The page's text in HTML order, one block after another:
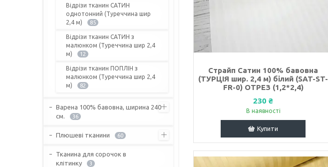
Страйп Сатин 100% бавовна
(ТУРЦІЯ шир. 2,4 м) білий (SAT-ST-
FR-0) ОТРЕЗ (1,2*2,4)
230 ₴
В наявності
Купити
Відрізи тканин САТИН
однотонний (Туреччина шир
2,4 м)
85
Відрізи тканин САТИН з
малюнком (Туреччина шир 2,4
м)
12
Відрізи тканин ПОПЛІН з
малюнком (Туреччина шир 2,4
м)
82
Варена 100% бавовна, ширина 240
см.
36
Плюшеві тканини 60
Тканина для сорочок в
клітинку
3